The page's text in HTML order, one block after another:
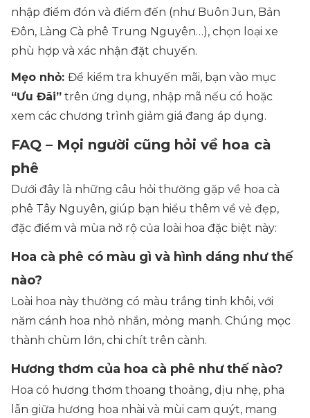
nhập điểm đón và điểm đến (như Buôn Jun, Bản
Đôn, Làng Cà phê Trung Nguyên…), chọn loại xe
phù hợp và xác nhận đặt chuyến.
Mẹo nhỏ: Để kiểm tra khuyến mãi, bạn vào mục
“Ưu Đãi” trên ứng dụng, nhập mã nếu có hoặc
xem các chương trình giảm giá đang áp dụng.
FAQ – Mọi người cũng hỏi về hoa cà
phê
Dưới đây là những câu hỏi thường gặp về hoa cà
phê Tây Nguyên, giúp bạn hiểu thêm về vẻ đẹp,
đặc điểm và mùa nở rộ của loài hoa đặc biệt này:
Hoa cà phê có màu gì và hình dáng như thế
nào?
Loài hoa này thường có màu trắng tinh khôi, với
năm cánh hoa nhỏ nhắn, mỏng manh. Chúng mọc
thành chùm lớn, chi chít trên cành.
Hương thơm của hoa cà phê như thế nào?
Hoa có hương thơm thoang thoảng, dịu nhẹ, pha
lẫn giữa hương hoa nhài và mùi cam quýt, mang